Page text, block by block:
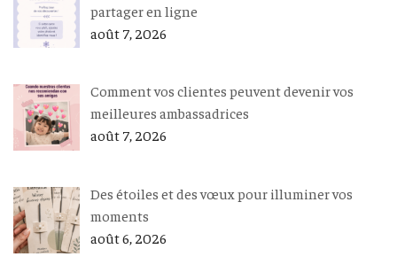
partager en ligne
août 7, 2026
Comment vos clientes peuvent devenir vos
meilleures ambassadrices
août 7, 2026
Des étoiles et des vœux pour illuminer vos
moments
août 6, 2026